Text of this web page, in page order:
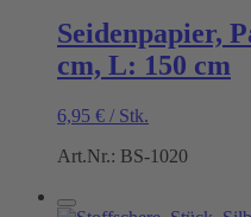
Seidenpapier,
cm, L: 150 cm
6,95 € / Stk.
Art.Nr.: BS-1020